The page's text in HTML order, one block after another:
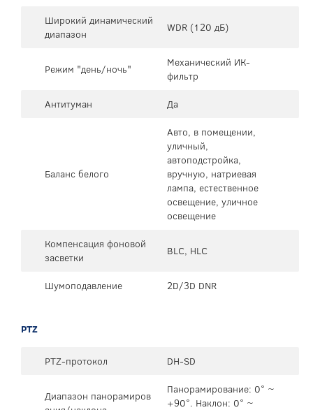
Широкий динамический
диапазон
WDR (120 дБ)
Режим "день/ночь"
Механический ИК-
фильтр
Антитуман
Да
Баланс белого
Авто, в помещении,
уличный,
автоподстройка,
вручную, натриевая
лампа, естественное
освещение, уличное
освещение
Компенсация фоновой
засветки
BLC, HLC
Шумоподавление 2D/3D DNR
PTZ
PTZ-протокол DH-SD
Диапазон панорамиров
Панорамирование: 0° ~
+90°. Наклон: 0° ~